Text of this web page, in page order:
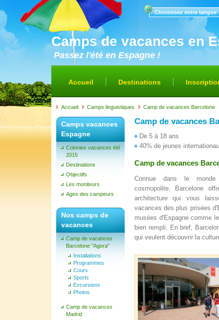
Camps de vacances en
Passez l'été en Espagne !
Choisissez votre langue
Accueil Destinations
Accueil Camps linguistiques Camp de vacances Barcelone
Camps vacances
Espagne
Colonies vacances été
2015
Destinations
Objectifs
Les moniteurs
Ages des campeurs
Nos camps de
vacances
Camp de vacances
Barcelone "Agora"
Installations
Programmes
Cours
Sports
Excursions
Photos
Camp de vacances
Madrid
Camp de vacances
De 5 à 18 ans
40% de jeunes
Camp de vacances
Connue dans le monde
cosmopolite, Barcelone
architecture qui vous
vacances des plus prisées
musées d'Espagne comme
bien rempli. En bref,
qui veulent découvrir la